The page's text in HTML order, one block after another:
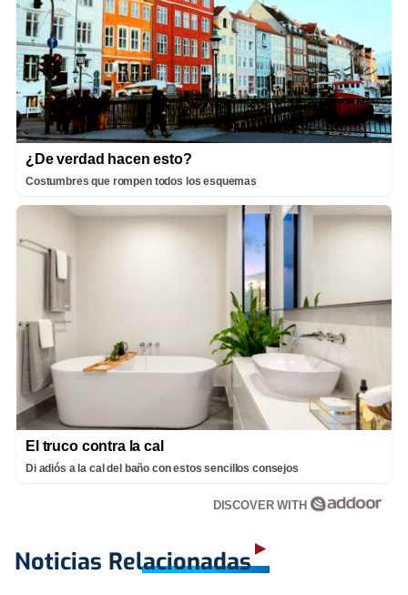
¿De verdad hacen esto?
Costumbres que rompen todos los esquemas
El truco contra la cal
Di adiós a la cal del baño con estos sencillos consejos
DISCOVER WITH
Noticias Relacionadas